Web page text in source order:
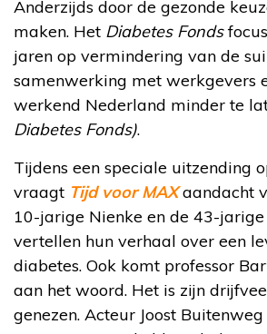
Anderzijds door de gezonde
maken. Het Diabetes Fonds
jaren op vermindering van de
samenwerking met werkgevers
werkend Nederland minder te
Diabetes Fonds).
Tijdens een speciale uitzending
vraagt Tijd voor MAXaandacht
10-jarige Nienke en de 43-
vertellen hun verhaal over een
diabetes. Ook komt professor
aan het woord. Het is zijn
genezen. Acteur Joost